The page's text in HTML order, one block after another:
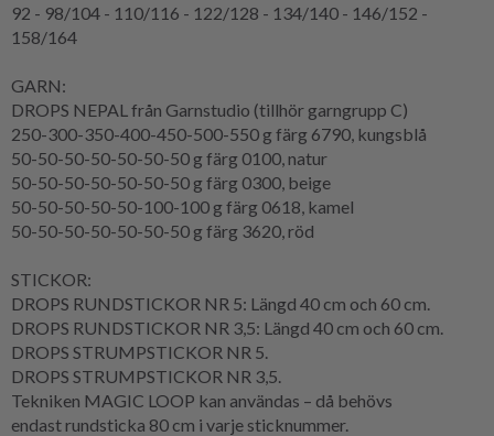
92 - 98/104 - 110/116 - 122/128 - 134/140 - 146/152 -
158/164
GARN:
DROPS NEPAL från Garnstudio (tillhör garngrupp C)
250-300-350-400-450-500-550 g färg 6790, kungsblå
50-50-50-50-50-50-50 g färg 0100, natur
50-50-50-50-50-50-50 g färg 0300, beige
50-50-50-50-50-100-100 g färg 0618, kamel
50-50-50-50-50-50-50 g färg 3620, röd
STICKOR:
DROPS RUNDSTICKOR NR 5: Längd 40 cm och 60 cm.
DROPS RUNDSTICKOR NR 3,5: Längd 40 cm och 60 cm.
DROPS STRUMPSTICKOR NR 5.
DROPS STRUMPSTICKOR NR 3,5.
Tekniken MAGIC LOOP kan användas – då behövs
endastrundsticka 80 cm i varje sticknummer.